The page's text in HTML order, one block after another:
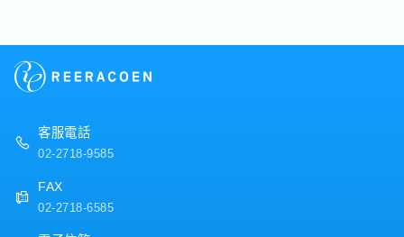
【公司福利】
・年終獎金：1年發放2次（平均2~3個月, 依照公司業績以
・每年調薪及升遷制度
・新人任職滿6個月即享有4天特休（優於勞基法）
・生日當月享有生日假一天，並致贈生日電子禮券
・年末、農曆年前一天享有提早下班福利
・重要節日（春節、勞動節、端午節、中秋節）發放電子
禮券，每半年再加發一筆電子禮券
・每年安排團體員工旅遊
客服電話
02-2718-9585
FAX
02-2718-6585